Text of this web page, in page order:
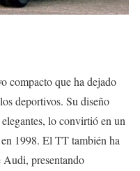
compacto que ha dejado
deportivos. Su diseño
lo convirtió en un
1998. El TT también ha
Audi, presentando